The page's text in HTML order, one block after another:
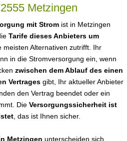
Metzingen
mit Strom ist in Metzingen
Tarife dieses Anbieters um
meisten Alternativen zutrifft. Ihr
in die Stromversorgung ein, wenn
zwischen dem Ablauf des einen
Vertrages gibt, Ihr aktueller Anbieter
den Vertrag beendet oder ein
Die Versorgungssicherheit ist
, das ist Ihnen sicher.
Metzingen unterscheiden sich